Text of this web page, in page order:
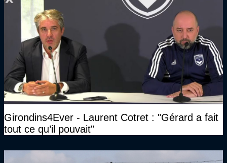
Girondins4Ever - Laurent Cotret : "Gérard a fait
tout ce qu’il pouvait"